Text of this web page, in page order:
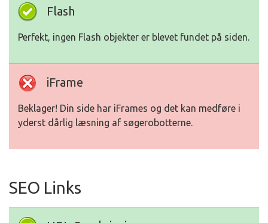
Flash
Perfekt, ingen Flash objekter er blevet fundet på siden.
iFrame
Beklager! Din side har iFrames og det kan medføre i
yderst dårlig læsning af søgerobotterne.
SEO Links